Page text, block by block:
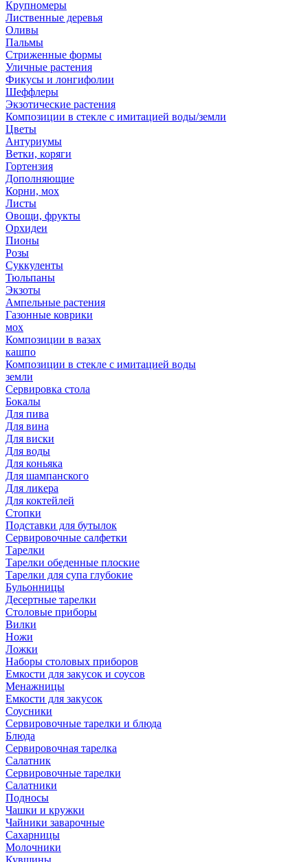
Крупномеры
Лиственные деревья
Оливы
Пальмы
Стриженные формы
Уличные растения
Фикусы и лонгифолии
Шеффлеры
Экзотические растения
Композиции в стекле с имитацией воды/земли
Цветы
Антуриумы
Ветки, коряги
Гортензия
Дополняющие
Корни, мох
Листы
Овощи, фрукты
Орхидеи
Пионы
Розы
Суккуленты
Тюльпаны
Экзоты
Ампельные растения
Газонные коврики
мох
Композиции в вазах
кашпо
Композиции в стекле с имитацией воды
земли
Сервировка стола
Бокалы
Для пива
Для вина
Для виски
Для воды
Для коньяка
Для шампанского
Для ликера
Для коктейлей
Стопки
Подставки для бутылок
Сервировочные салфетки
Тарелки
Тарелки обеденные плоские
Тарелки для супа глубокие
Бульонницы
Десертные тарелки
Столовые приборы
Вилки
Ножи
Ложки
Наборы столовых приборов
Емкости для закусок и соусов
Менажницы
Емкости для закусок
Соусники
Сервировочные тарелки и блюда
Блюда
Сервировочная тарелка
Салатник
Сервировочные тарелки
Салатники
Подносы
Чашки и кружки
Чайники заварочные
Сахарницы
Молочники
Кувшины